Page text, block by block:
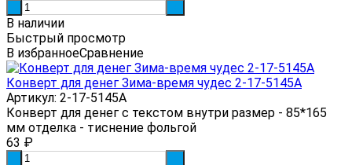
В наличии
Быстрый просмотр
В избранноеСравнение
Конверт для денег Зима-время чудес 2-17-5145А
Артикул: 2-17-5145А
Конверт для денег с текстом внутри размер - 85*165
мм отделка - тиснение фольгой
63 ₽